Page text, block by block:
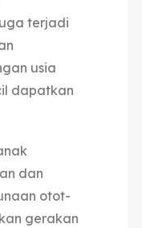
terjadi
usia
dapatkan
dan
otot-
gerakan